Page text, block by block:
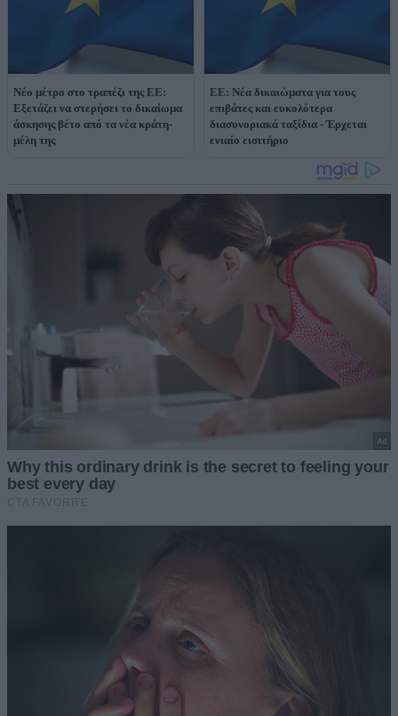
Νέο μέτρο στο τραπέζι της ΕΕ:
Εξετάζει να στερήσει το δικαίωμα
άσκησης βέτο από τα νέα κράτη-
μέλη της
ΕΕ: Νέα δικαιώματα για τους
επιβάτες και ευκολότερα
διασυνοριακά ταξίδια - Έρχεται
ενιαίο εισιτήριο